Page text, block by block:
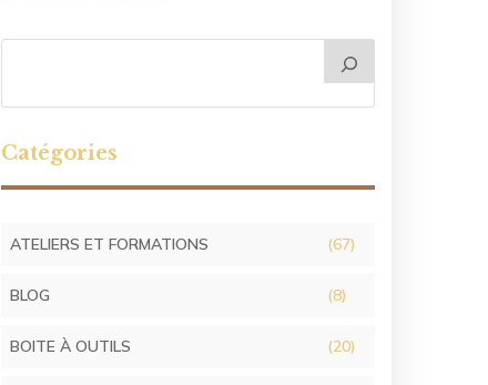
Catégories
ATELIERS ET FORMATIONS (67)
BLOG (8)
BOITE À OUTILS (20)